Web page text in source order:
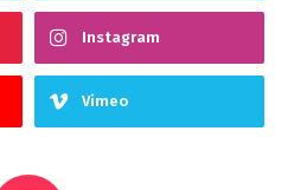
Instagram
Vimeo